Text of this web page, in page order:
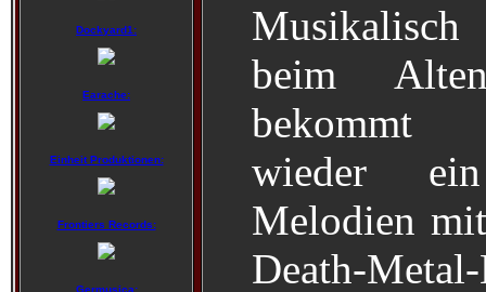
Dockyard1:
Earache:
Einheit Produktionen:
Frontiers Records:
Germusica:
beim
bekommt
wieder
Melodien
Death-